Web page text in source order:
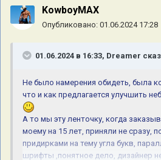
KowboyMAX
Опубликовано: 01.06.2024 17:28
01.06.2024 в 16:33, Dreamer
Не было намерения обидеть, была
что и как предлагается улучшить
А то мы эту ленточку, когда
моему на 15 лет, приняли не сразу,
придирками на тему угла букв,
шрифты ,понятное дело, дизайнер